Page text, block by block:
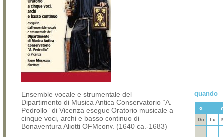
Ensemble vocale e strumentale del
Dipartimento di Musica Antica Conservatorio “A.
Pedrollo” di Vicenza esegue Oratorio musicale a
cinque voci, archi e basso continuo di
Bonaventura Aliotti OFMconv. (1640 ca.-1683)
quando
«
Do Lu